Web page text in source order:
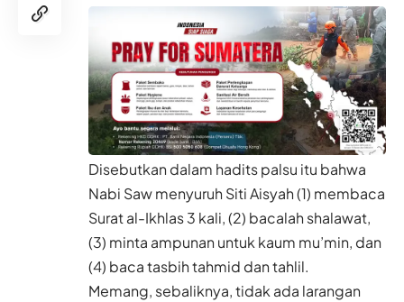
Disebutkan dalam hadits palsu itu bahwa
Nabi Saw menyuruh Siti Aisyah (1) membaca
Surat al-Ikhlas 3 kali, (2) bacalah shalawat,
(3) minta ampunan untuk kaum mu’min, dan
(4) baca tasbih tahmid dan tahlil.
Memang, sebaliknya, tidak ada larangan